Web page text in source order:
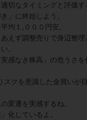
切なタイミングと評価す
」に終始しよう。
均１,０００円安。
えず調整売りで身辺整理
。
感なき株高」の危うさを
クを意識した金買いが目
変遷を実感するね。
化しているよ。